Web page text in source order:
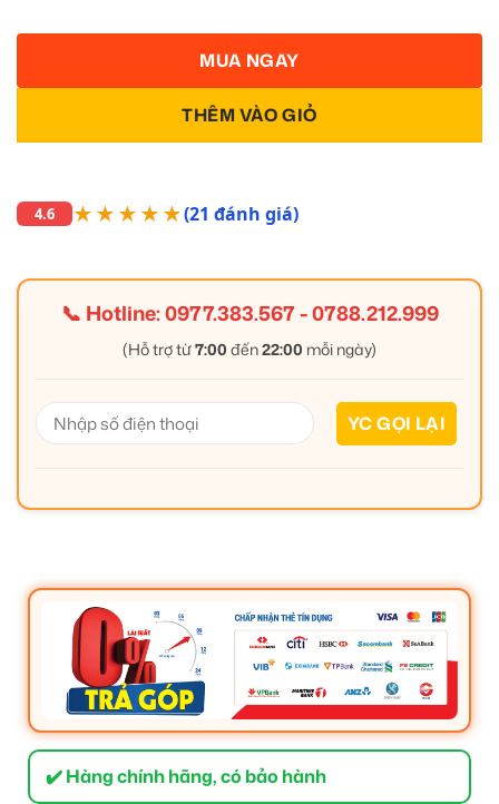
THÊM VÀO GIỎ
MUA NGAY
4.6 ★★★★★(21 đánh giá)
📞 Hotline:0977.383.567-0788.212.999
(Hỗ trợ từ7:00 đến22:00 mỗi ngày)
✔️ Hàng chính hãng, có bảo hành